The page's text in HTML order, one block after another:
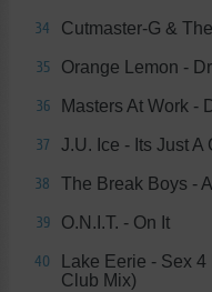
34 Cutmaster-G &
35 Orange Lemon -
36 Masters At Work -
37 J.U. Ice - Its Just
38 The Break Boys -
39 O.N.I.T. - On It
40
Lake Eerie - Sex
Club Mix)